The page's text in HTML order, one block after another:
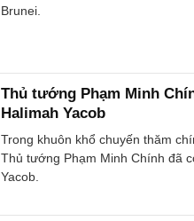
Brunei.
Thủ tướng Phạm Minh
Halimah Yacob
Trong khuôn khổ chuyến thăm
Thủ tướng Phạm Minh Chính đã
Yacob.